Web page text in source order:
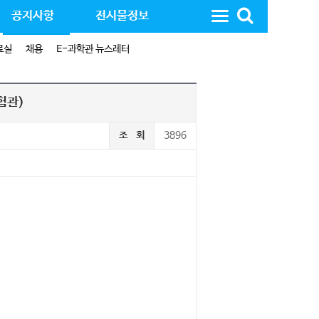
공지사항
실 채용 E-과학관 뉴스레터
전시물정보
관)
조 회 3896